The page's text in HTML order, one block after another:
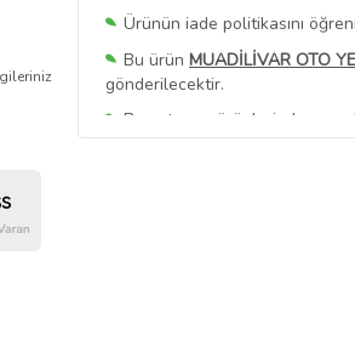
Ürünün iade politikasını
Bu ürün MUADİLİVAR OTO
gönderilecektir.
Bu satıcının ürünlerinde